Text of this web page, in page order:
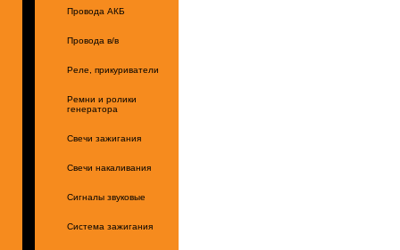
Провода АКБ
Провода в/в
Реле, прикуриватели
Ремни и ролики
генератора
Свечи зажигания
Свечи накаливания
Сигналы звуковые
Система зажигания